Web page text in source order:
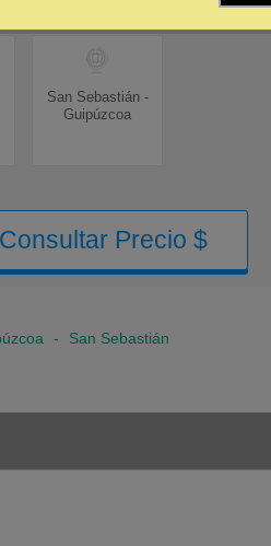
San Sebastián -
Guipúzcoa
Consultar Precio $
- San Sebastián